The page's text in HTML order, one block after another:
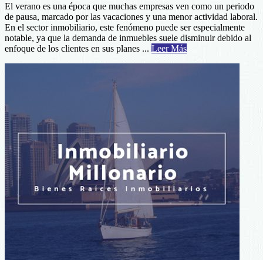
El verano es una época que muchas empresas ven como un periodo
de pausa, marcado por las vacaciones y una menor actividad laboral.
En el sector inmobiliario, este fenómeno puede ser especialmente
notable, ya que la demanda de inmuebles suele disminuir debido al
enfoque de los clientes en sus planes ... Leer Másabout
las
en